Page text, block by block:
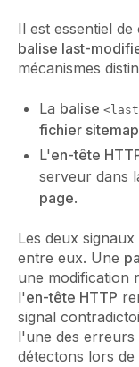
Il est essentiel
balise last-
mécanismes
La balise
fichier
L'en-tête
serveur dans
page.
Les deux
entre eux. Une
une modification
l'en-tête HTTP
signal
l'une des erreurs
détectons lors de